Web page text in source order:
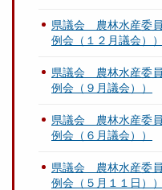
県議会 農林水産委
例会（１２月議会））
県議会 農林水産委
例会（９月議会））
県議会 農林水産委
例会（６月議会））
県議会 農林水産委
例会（５月１１日））